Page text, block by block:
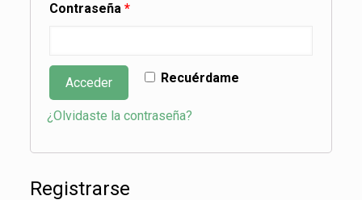
Contraseña *
Recuérdame
Acceder
¿Olvidaste la contraseña?
Registrarse